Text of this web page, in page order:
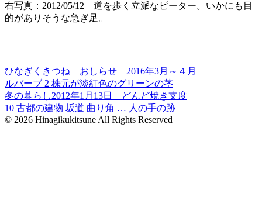
右写真：2012/05/12 道を歩く立派なピーター。いかにも目
的がありそうな急ぎ足。
ひなぎくきつね おしらせ 2016年3月～４月
ルバーブ 2 株元が淡紅色のグリーンの茎
冬の暮らし2012年1月13日 どんど焼き支度
10 古都の建物 坂道 曲り角 … 人の手の跡
© 2026 Hinagikukitsune All Rights Reserved